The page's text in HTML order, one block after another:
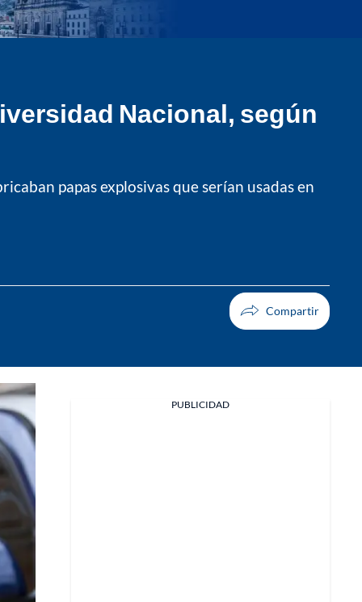
Nacional, según
papas explosivas que serían usadas en
PUBLICIDAD